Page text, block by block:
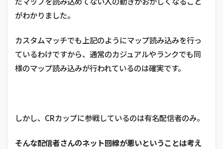
がわかりました。
カスタムマッチでも上記のようにマップ読み込みを行っ
ているわけですから、通常のカジュアルやランクでも同
様のマップ読み込みが行われているのは確実です。
しかし、CRカップに参戦しているのは有名配信者のみ。
そんな配信者さんのネット回線が悪いということは考え